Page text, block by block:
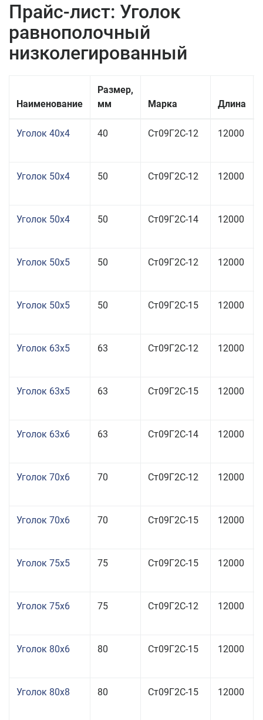
Прайс-лист: Уголок
равнополочный
низколегированный
Наименование
Размер,
мм
Марка Длина
Уголок 40x4 40 Ст09Г2С-12 12000
Уголок 50x4 50 Ст09Г2С-12 12000
Уголок 50x4 50 Ст09Г2С-14 12000
Уголок 50x5 50 Ст09Г2С-12 12000
Уголок 50x5 50 Ст09Г2С-15 12000
Уголок 63x5 63 Ст09Г2С-12 12000
Уголок 63x5 63 Ст09Г2С-15 12000
Уголок 63x6 63 Ст09Г2С-14 12000
Уголок 70x6 70 Ст09Г2С-12 12000
Уголок 70x6 70 Ст09Г2С-15 12000
Уголок 75x5 75 Ст09Г2С-15 12000
Уголок 75x6 75 Ст09Г2С-12 12000
Уголок 80x6 80 Ст09Г2С-15 12000
Уголок 80x8 80 Ст09Г2С-15 12000